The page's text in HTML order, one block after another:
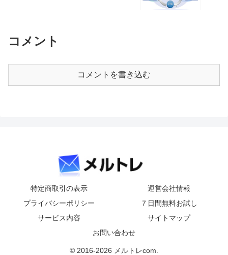
コメント
コメントを書き込む
特定商取引の表示
運営会社情報
プライバシーポリシー
７日間無料お試し
サービス内容
サイトマップ
お問い合わせ
© 2016-2026 メルトレcom.